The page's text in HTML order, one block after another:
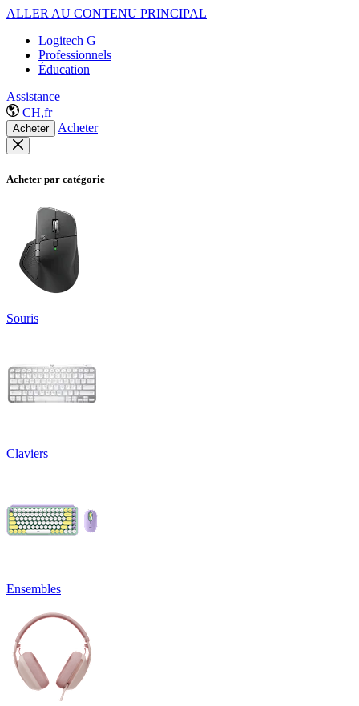
ALLER AU CONTENU PRINCIPAL
Logitech G
Professionnels
Éducation
Assistance
CH,fr
Acheter Acheter
Acheter par catégorie
Souris
Claviers
Ensembles